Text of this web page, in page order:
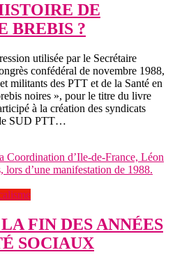
DE
BREBIS ?
utilisée par le Secrétaire
confédéral de novembre 1988,
militants des PTT et de la Santé en
noires », pour le titre du livre
à la création des syndicats
SUD PTT…
FIN DES ANNÉES
SOCIAUX